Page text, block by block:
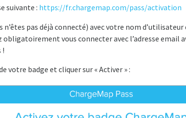
suivante : https://fr.chargemap.com/pass/activation
pas déjà connecté) avec votre nom
obligatoirement vous connecter avec l’adresse email
!
votre badge et cliquer sur « Activer » :